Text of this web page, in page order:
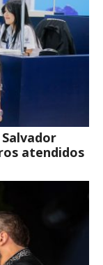
atendidos